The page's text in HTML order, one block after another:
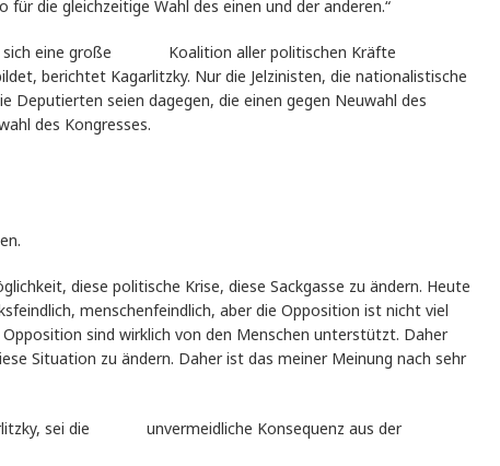
die gleichzeitige Wahl des einen und der anderen.“
sich eine große Koalition aller politischen Kräfte
berichtet Kagarlitzky. Nur die Jelzinisten, die nationalistische
Deputierten seien dagegen, die einen gegen Neuwahl des
des Kongresses.
diese politische Krise, diese Sackgasse zu ändern. Heute
menschenfeindlich, aber die Opposition ist nicht viel
sind wirklich von den Menschen unterstützt. Daher
Situation zu ändern. Daher ist das meiner Meinung nach sehr
sei die unvermeidliche Konsequenz aus der